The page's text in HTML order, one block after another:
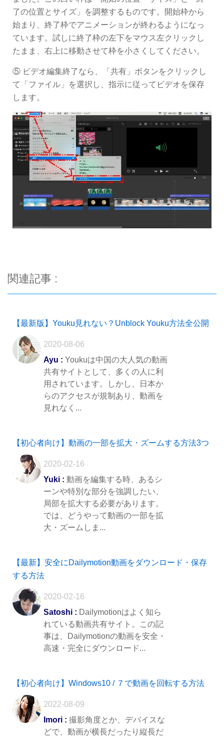
了の位置とサイズ」を調整するものです。開始枠から
始まり、終了枠でアニメーションが終わるようになっ
ています。試しに終了枠の左下をマウス左クリックし
たまま、右上に移動させて枠を小さくしてください。
⑤ ビデオ編集終了なら、「共有」ボタンをクリックし
て「ファイル」を選択し、指示に従ってビデオを保存
します。
関連記事 :
【最新版】Youku見れない？Unblock Youku方法全公開
2020-08-06
Ayu : Youkuは中国の大人気の動画
共有サイトとして、多くの人に利
用されています。しかし、日本か
らのアクセスが規制あり、動画を
見れなく...
【初心者向け】動画の一部を拡大・ズームする方法3つ
2020-02-16
Yuki : 動画を編集する時、あるシ
ーンや特別な部分を強調したい、
局部を拡大する必要があります。
では、どうやって動画の一部を拡
大・ズームしま...
【最新】安全にDailymotion動画をダウンロード・保存
する方法
2020-02-16
Satoshi : Dailymotionはよく知ら
れている動画共有サイト。この記
事は、Dailymotionの動画を安全・
高速・完全にダウンロード...
【初心者向け】Windows10 / ７で動画を回転する方法
2022-08-09
Imori : 撮影角度とか、デバイスな
どで、動画が横長だったり縦長だ